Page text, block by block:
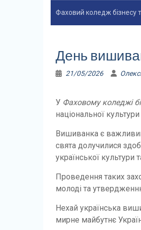
Фаховий коледж бізнесу
День
21/05/2026
У Фаховому коледжі
національної
Вишиванка є важливим
свята долучилися
української культури
Проведення таких
молоді та
Нехай українська
мирне майбутнє